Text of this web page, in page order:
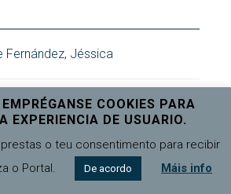
Fernández, Jéssica
304
COOKIES PARA
EXPERIENCIA DE USUARIO.
o teu consentimento para recibir
o Portal.
De acordo Máis info